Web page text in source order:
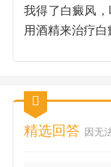
我得了白癜风
用酒精来治疗
精选回答 因无